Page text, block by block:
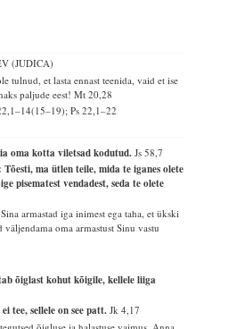
(JUDICA)
tulnud, et lasta ennast teenida, vaid et ise
paljude eest!Mt 20,28
Ps 22,1–22
oma kotta viletsad kodutud.Js 58,7
ma ütlen teile, mida te iganes olete
pisematest vendadest, seda te olete
armastad iga inimest ega taha, et ükski
oma armastust Sinu vastu
õiglast kohut kõigile, kellele liiga
tee, sellele on see patt.Jk 4,17